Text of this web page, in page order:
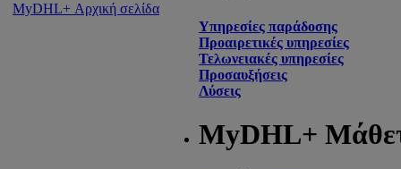
MyDHL+ Αρχική σελίδα
Υπηρεσίες παράδοσης
Προαιρετικές υπηρεσίες
Τελωνειακές υπηρεσίες
Προσαυξήσεις
Λύσεις
MyDHL+